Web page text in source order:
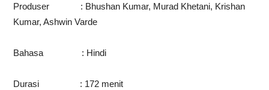
Produser : Bhushan Kumar, Murad Khetani, Krishan
Kumar, Ashwin Varde
Bahasa : Hindi
Durasi : 172 menit